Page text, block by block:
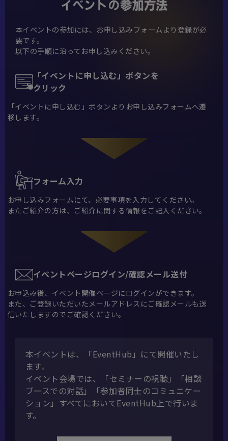
イベントの参加方法
本イベントの参加には、お申し込みフォームより登録が必
要です。
以下の手順に沿ってお申し込みください。
「イベントに申し込む」ボタンを
クリック
「イベントに申し込む」ボタンよりお申し込みフォームへ遷
移します。
フォーム入力
お申し込みフォームにて、必要事項を入力してください。
またご紹介の方は、ご紹介に関する情報をご記入ください。
イベントページログイン/確認メール送付
お申込み後、イベント開催ページにログインができます。
また、ご登録いただいたメールアドレスにご確認メールも送
信いたしますのでご確認ください。
本イベントは、「EventHub」にて開催いたし
ます。
イベント会場では、「セミナーの視聴」「相談
ブースでの対話」「参加者同士のコミュニケー
ション」すべてにおいてEventHub上で行いま
す。